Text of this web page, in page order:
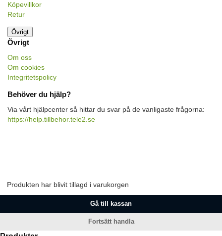
Köpevillkor
Retur
Övrigt
Övrigt
Om oss
Om cookies
Integritetspolicy
Behöver du hjälp?
Via vårt hjälpcenter så hittar du svar på de vanligaste frågorna:
https://help.tillbehor.tele2.se
Produkten har blivit tillagd i varukorgen
Gå till kassan
Fortsätt handla